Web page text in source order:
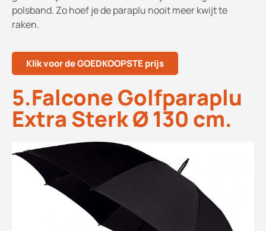
polsband. Zo hoef je de paraplu nooit meer kwijt te
raken.
Klik voor de GOEDKOOPSTE prijs
5.Falcone Golfparaplu
Extra Sterk Ø 130 cm.